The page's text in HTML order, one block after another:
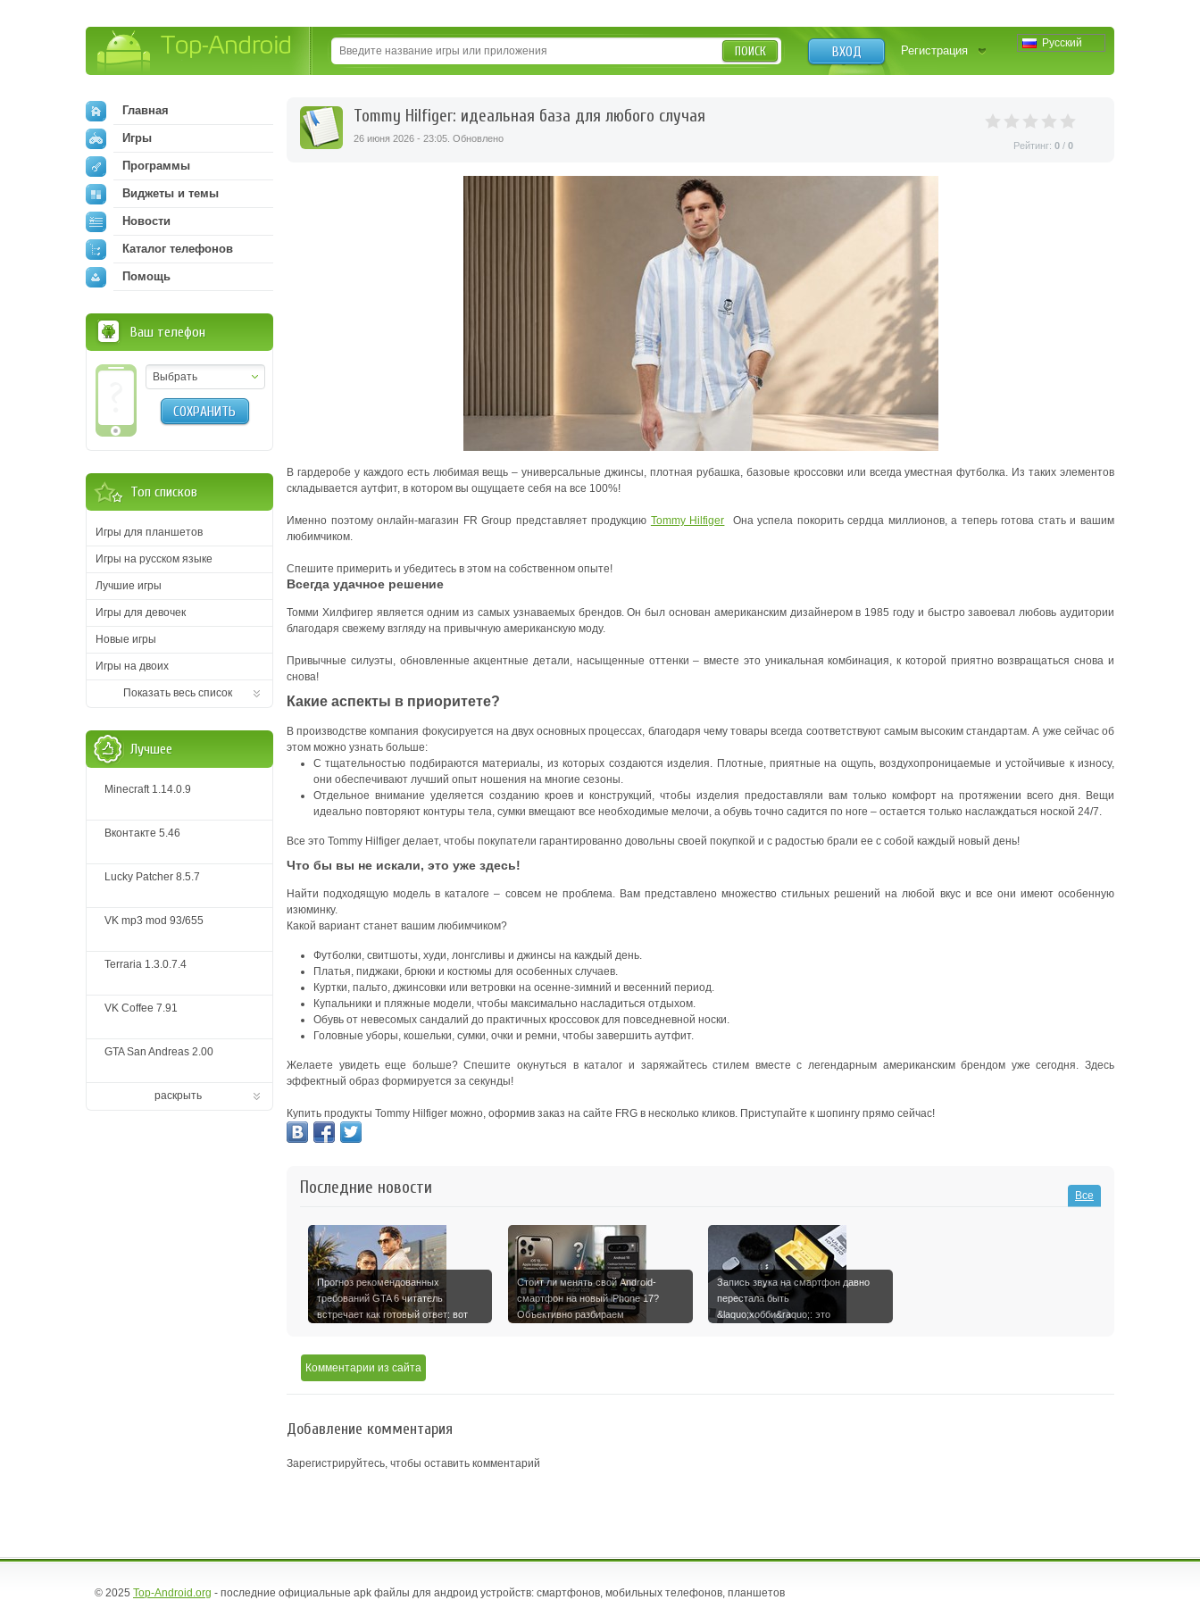
Русский
ВХОД Регистрация
ПОИСК
Рейтинг: 0/ 0
Tommy Hilfiger: идеальная база для любого случая
26 июня 2026 - 23:05. Обновлено
В гардеробе у каждого есть любимая вещь – универсальные джинсы, плотная рубашка, базовые кроссовки или всегда уместная футболка. Из таких элементов
складывается аутфит, в котором вы ощущаете себя на все 100%!
Именно поэтому онлайн-магазин FR Group представляет продукцию Tommy Hilfiger
Она успела покорить сердца миллионов, а теперь готова стать и вашим
любимчиком.
Спешите примерить и убедитесь в этом на собственном опыте!
Всегда удачное решение
Томми Хилфигер является одним из самых узнаваемых брендов. Он был основан американским дизайнером в 1985 году и быстро завоевал любовь аудитории
благодаря свежему взгляду на привычную американскую моду.
Привычные силуэты, обновленные акцентные детали, насыщенные оттенки – вместе это уникальная комбинация, к которой приятно возвращаться снова и
снова!
Какие аспекты в приоритете?
В производстве компания фокусируется на двух основных процессах, благодаря чему товары всегда соответствуют самым высоким стандартам. А уже сейчас об
этом можно узнать больше:
С тщательностью подбираются материалы, из которых создаются изделия. Плотные, приятные на ощупь, воздухопроницаемые и устойчивые к износу,
они обеспечивают лучший опыт ношения на многие сезоны.
Отдельное внимание уделяется созданию кроев и конструкций, чтобы изделия предоставляли вам только комфорт на протяжении всего дня. Вещи
идеально повторяют контуры тела, сумки вмещают все необходимые мелочи, а обувь точно садится по ноге – остается только наслаждаться ноской 24/7.
Все это Tommy Hilfiger делает, чтобы покупатели гарантированно довольны своей покупкой и с радостью брали ее с собой каждый новый день!
Что бы вы не искали, это уже здесь!
Найти подходящую модель в каталоге – совсем не проблема. Вам представлено множество стильных решений на любой вкус и все они имеют особенную
изюминку.
Какой вариант станет вашим любимчиком?
Футболки, свитшоты, худи, лонгсливы и джинсы на каждый день.
Платья, пиджаки, брюки и костюмы для особенных случаев.
Куртки, пальто, джинсовки или ветровки на осенне-зимний и весенний период.
Купальники и пляжные модели, чтобы максимально насладиться отдыхом.
Обувь от невесомых сандалий до практичных кроссовок для повседневной носки.
Головные уборы, кошельки, сумки, очки и ремни, чтобы завершить аутфит.
Желаете увидеть еще больше? Спешите окунуться в каталог и заряжайтесь стилем вместе с легендарным американским брендом уже сегодня. Здесь
эффектный образ формируется за секунды!
Купить продукты Tommy Hilfiger можно, оформив заказ на сайте FRG в несколько кликов. Приступайте к шопингу прямо сейчас!
Все
Последние новости
Прогноз рекомендованных
требований GTA 6 читатель
встречает как готовый ответ: вот
Стоит ли менять свой Android-
смартфон на новый iPhone 17?
Объективно разбираем
Запись звука на смартфон давно
перестала быть
&laquo;хобби&raquo;: это
Комментарии из сайта
Добавление комментария
Зарегистрируйтесь, чтобы оставить комментарий
Главная
Игры
Программы
Виджеты и темы
Новости
Каталог телефонов
Помощь
Ваш телефон
Выбрать
СОХРАНИТЬ
Топ списков
Игры для планшетов
Игры на русском языке
Лучшие игры
Игры для девочек
Новые игры
Игры на двоих
Показать весь список
Лучшее
Minecraft 1.14.0.9
Вконтакте 5.46
Lucky Patcher 8.5.7
VK mp3 mod 93/655
Terraria 1.3.0.7.4
VK Coffee 7.91
GTA San Andreas 2.00
раскрыть
© 2025 Top-Android.org - последние официальные apk файлы для андроид устройств: смартфонов, мобильных телефонов, планшетов